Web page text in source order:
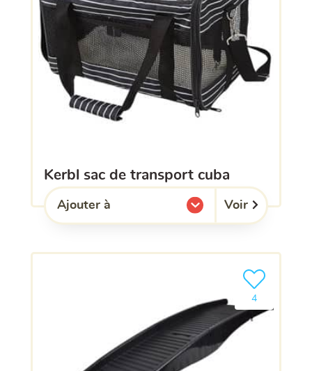
kerbl sac de transport cuba
Ajouter à
l'une de mes listes. Voir
4
Ajouter le